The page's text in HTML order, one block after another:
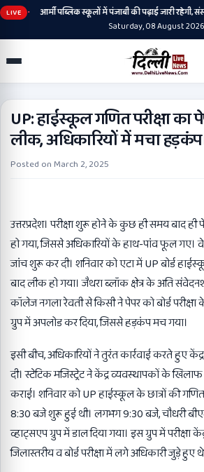
LIVE• आर्मी पब्लिक स्कूलों में पंजाबी की पढ़ाई जारी रहेगी,
Saturday, 08 August 2026
UP: हाईस्कूल गणित परीक्षा का
लीक, अधिकारियों में मचा
Posted on March 2, 2025
उत्तरप्रदेश। परीक्षा शुरू होने के कुछ ही समय बाद
हो गया, जिससे अधिकारियों के हाथ-पांव फूल गए।
जांच शुरू कर दी। शनिवार को एटा में UP बोर्ड
बाद लीक हो गया। जैथरा ब्लॉक क्षेत्र के अति
कॉलेज नगला रेवती से किसी ने पेपर को बोर्ड
ग्रुप में अपलोड कर दिया, जिससे हड़कंप मच गया।
इसी बीच, अधिकारियों ने तुरंत कार्रवाई करते हुए
दी। स्टेटिक मजिस्ट्रेट ने केंद्र व्यवस्थापकों के खिलाफ
कराई। शनिवार को UP हाईस्कूल के छात्रों की
8:30 बजे शुरू हुई थी। लगभग 9:30 बजे, चौधरी
व्हाट्सएप ग्रुप में डाल दिया गया। इस ग्रुप में
जिलास्तरीय व बोर्ड परीक्षा में लगे अधिकारी जुड़े हुए